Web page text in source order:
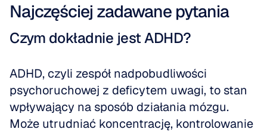
Najczęściej zadawane pytania
Czym dokładnie jest ADHD?
ADHD, czyli zespół nadpobudliwości
psychoruchowej z deficytem uwagi, to stan
wpływający na sposób działania mózgu.
Może utrudniać koncentrację, kontrolowanie